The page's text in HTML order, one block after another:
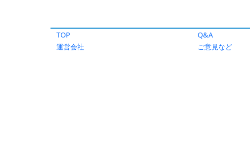
TOP Q&A
運営会社
ご意見など